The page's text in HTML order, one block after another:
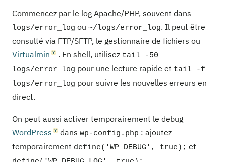
Commencez par le log Apache/PHP, souvent dans
logs/error_log ou ~/logs/error_log. Il peut être
consulté via FTP/SFTP, le gestionnaire de fichiers ou
Virtualmin
. En shell, utilisez tail -50
logs/error_log pour une lecture rapide et tail -f
logs/error_log pour suivre les nouvelles erreurs en
direct.
On peut aussi activer temporairement le debug
WordPress
danswp-config.php : ajoutez
temporairement define('WP_DEBUG', true); et